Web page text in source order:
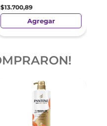
$13.700,89
Agregar